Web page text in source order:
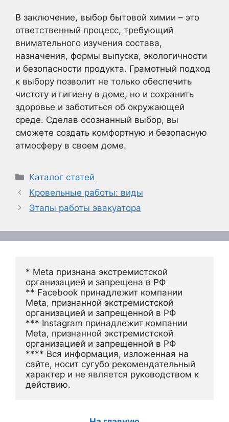
В заключение, выбор бытовой химии – это
ответственный процесс, требующий
внимательного изучения состава,
назначения, формы выпуска, экологичности
и безопасности продукта. Грамотный подход
к выбору позволит не только обеспечить
чистоту и гигиену в доме, но и сохранить
здоровье и заботиться об окружающей
среде. Сделав осознанный выбор, вы
сможете создать комфортную и безопасную
атмосферу в своем доме.
Рубрики
Каталог статей
Кровельные работы: виды
Этапы работы эвакуатора
* Meta признана экстремистской
организацией и запрещена в РФ
** Facebook принадлежит компании
Meta, признанной экстремистской
организацией и запрещенной в РФ
*** Instagram принадлежит компании
Meta, признанной экстремистской
организацией и запрещенной в РФ
**** Вся информация, изложенная на
сайте, носит сугубо рекомендательный
характер и не является руководством к
действию.